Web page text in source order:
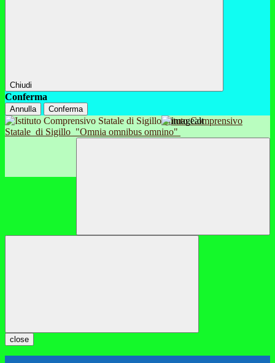
Chiudi
Conferma
Annulla Conferma
Istituto Comprensivo
Statale di Sigillo "Omnia omnibus omnino"
close